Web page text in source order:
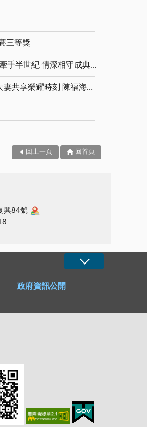
三等獎
金鑽婚夫妻重披婚紗 重溫幸福誓言 陳福海祝福牽手半世紀 情深相守成典範
5對白金婚、11對鑽石婚、36對金婚 金湖金沙夫妻共享榮耀時刻 陳福海表揚金鑽婚夫妻 向半世紀相守家庭典範致敬
回上一頁 回首頁
興84號
政府資訊公開